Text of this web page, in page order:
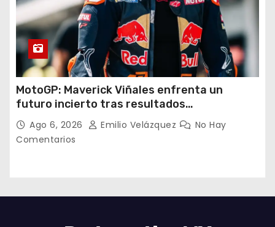
MotoGP: Maverick Viñales enfrenta un
futuro incierto tras resultados
decepcionantes
Ago 6, 2026 Emilio Velázquez
No Hay
Comentarios